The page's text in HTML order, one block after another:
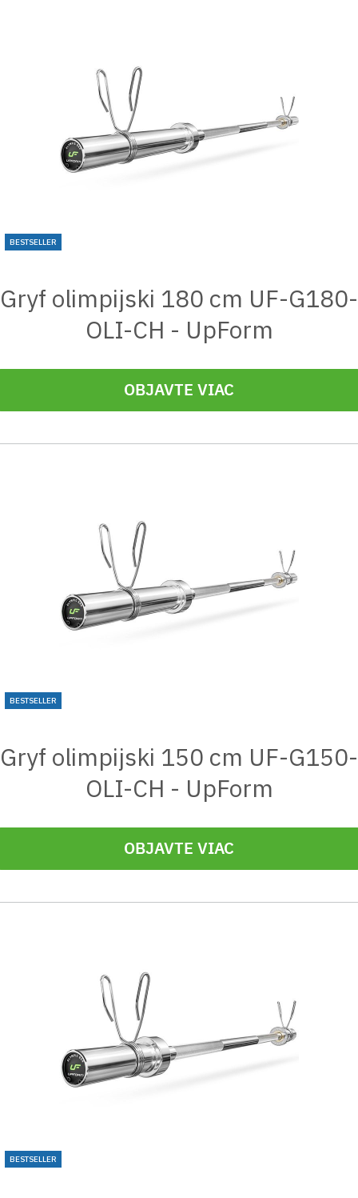
BESTSELLER
Gryf olimpijski 180 cm UF-G180-
OLI-CH - UpForm
OBJAVTE VIAC
BESTSELLER
Gryf olimpijski 150 cm UF-G150-
OLI-CH - UpForm
OBJAVTE VIAC
BESTSELLER